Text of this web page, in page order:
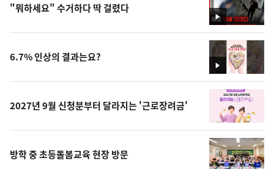
영
상
"뭐하세요" 수거하다 딱 걸렸다
영
상
6.7% 인상의 결과는요?
2027년 9월 신청분부터 달라지는 '근로장려금'
방학 중 초등돌봄교육 현장 방문